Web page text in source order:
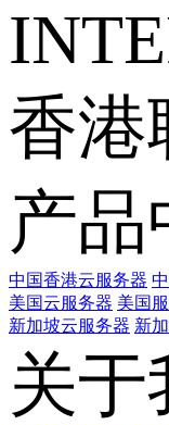
香港
产品
中国香港云服务器
美国云服务器 美国
新加坡云服务器 新
关于